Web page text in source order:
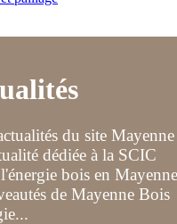
du site Mayenne
dédiée à la SCIC
bois en
de Mayenne Bois